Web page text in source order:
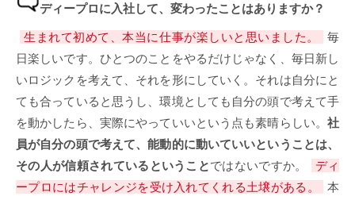
ディープロに入社して、変わったことはありますか？
生まれて初めて、本当に仕事が楽しいと思いました。
毎
日楽しいです。ひとつのことをやるだけじゃなく、毎日新し
いロジックを考えて、それを形にしていく。それは自分にと
ても合っていると思うし、環境としても自分の頭で考えて手
を動かしたら、実際にやっていいという点も素晴らしい。 社
員が自分の頭で考えて、能動的に動いていいということは、
その人が信頼されているということではないですか。
ディ
ープロにはチャレンジを受け入れてくれる土壌がある。
本